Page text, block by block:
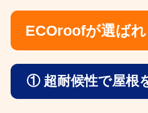
ECOroofが選ば
① 超耐候性で屋根